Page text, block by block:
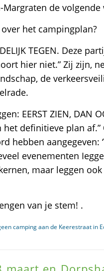
de volgende
het campingplan?
TEGEN. Deze
hier niet.” Zij zijn,
de
EERST ZIEN, DAN
het definitieve plan
hebben aangegeven:
evenementen
maar leggen
van je stem! .
camping aan de Keerestraat in